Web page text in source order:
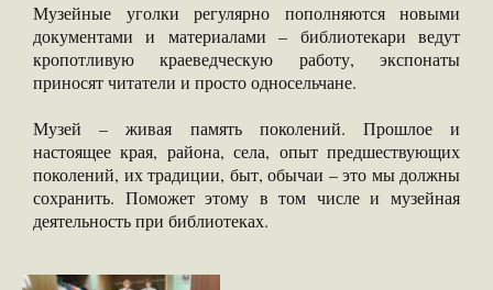
Музейные уголки регулярно пополняются новыми
документами и материалами – библиотекари ведут
кропотливую краеведческую работу, экспонаты
приносят читатели и просто односельчане.
Музей – живая память поколений. Прошлое и
настоящее края, района, села, опыт предшествующих
поколений, их традиции, быт, обычаи – это мы должны
сохранить. Поможет этому в том числе и музейная
деятельность при библиотеках.